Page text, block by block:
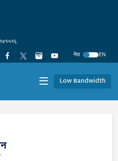
नेपा
EN
Low Bandwidth